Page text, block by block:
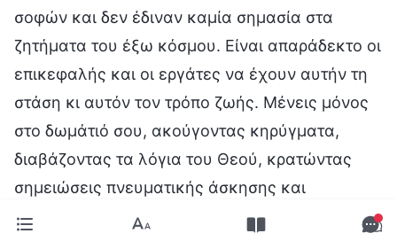
σοφών και δεν έδιναν καμία σημασία στα
ζητήματα του έξω κόσμου. Είναι απαράδεκτο οι
επικεφαλής και οι εργάτες να έχουν αυτήν τη
στάση κι αυτόν τον τρόπο ζωής. Μένεις μόνος
στο δωμάτιό σου, ακούγοντας κηρύγματα,
διαβάζοντας τα λόγια του Θεού, κρατώντας
σημειώσεις πνευματικής άσκησης και
γράφοντας κηρύγματα, αλλά μήπως το ότι